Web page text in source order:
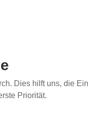
Dies hilft uns, die
Priorität.